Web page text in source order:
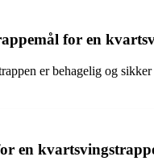
for en
er behagelig og
en